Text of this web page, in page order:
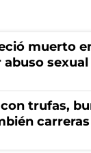
muerto
sexual
trufas,
carreras